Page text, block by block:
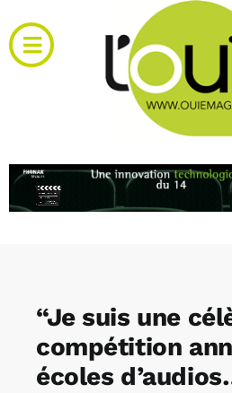
au
contenu
Toggle
Navigation
RH et emploi
“Je suis une
compétition
écoles